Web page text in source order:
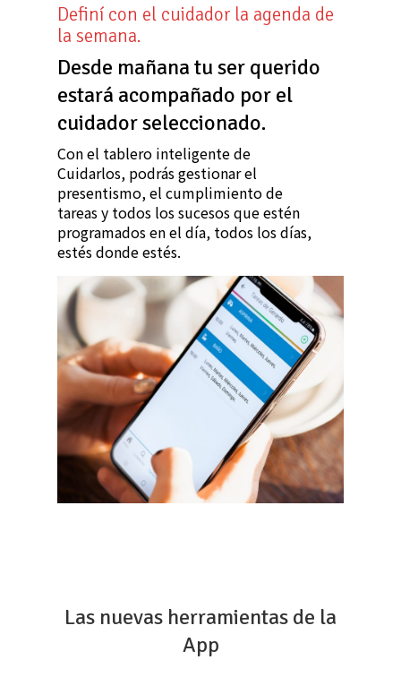
Definí con el cuidador la agenda de
la semana.
Desde mañana tu ser querido
estará acompañado por el
cuidador seleccionado.
Con el tablero inteligente de
Cuidarlos, podrás gestionar el
presentismo, el cumplimiento de
tareas y todos los sucesos que estén
programados en el día, todos los días,
estés donde estés.
Las nuevas herramientas de la
App